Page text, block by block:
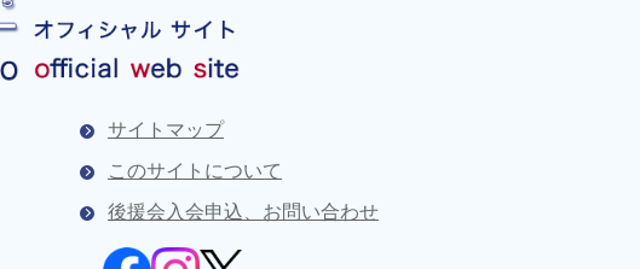
サイトマップ
このサイトについて
後援会入会申込、お問い合わせ